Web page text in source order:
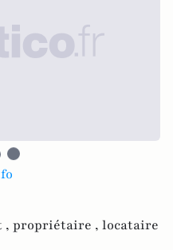
, propriétaire , locataire